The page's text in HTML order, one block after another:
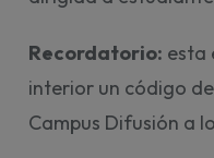
Recordatorio: esta
interior un código de
Campus Difusión a